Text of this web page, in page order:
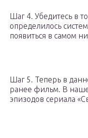
Шаг 4. Убедитесь в
определилось
появиться в самом
Шаг 5. Теперь в
ранее фильм. В
эпизодов сериала